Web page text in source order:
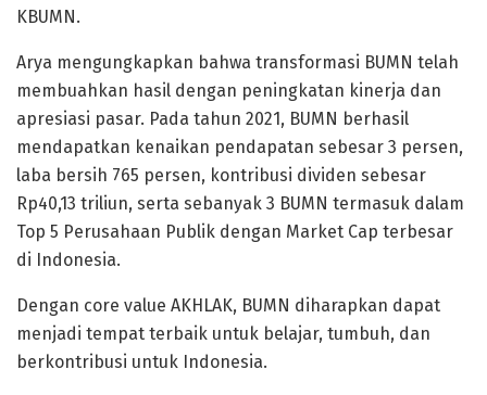
KBUMN.
Arya mengungkapkan bahwa transformasi BUMN telah
membuahkan hasil dengan peningkatan kinerja dan
apresiasi pasar. Pada tahun 2021, BUMN berhasil
mendapatkan kenaikan pendapatan sebesar 3 persen,
laba bersih 765 persen, kontribusi dividen sebesar
Rp40,13 triliun, serta sebanyak 3 BUMN termasuk dalam
Top 5 Perusahaan Publik dengan Market Cap terbesar
di Indonesia.
Dengan core value AKHLAK, BUMN diharapkan dapat
menjadi tempat terbaik untuk belajar, tumbuh, dan
berkontribusi untuk Indonesia.